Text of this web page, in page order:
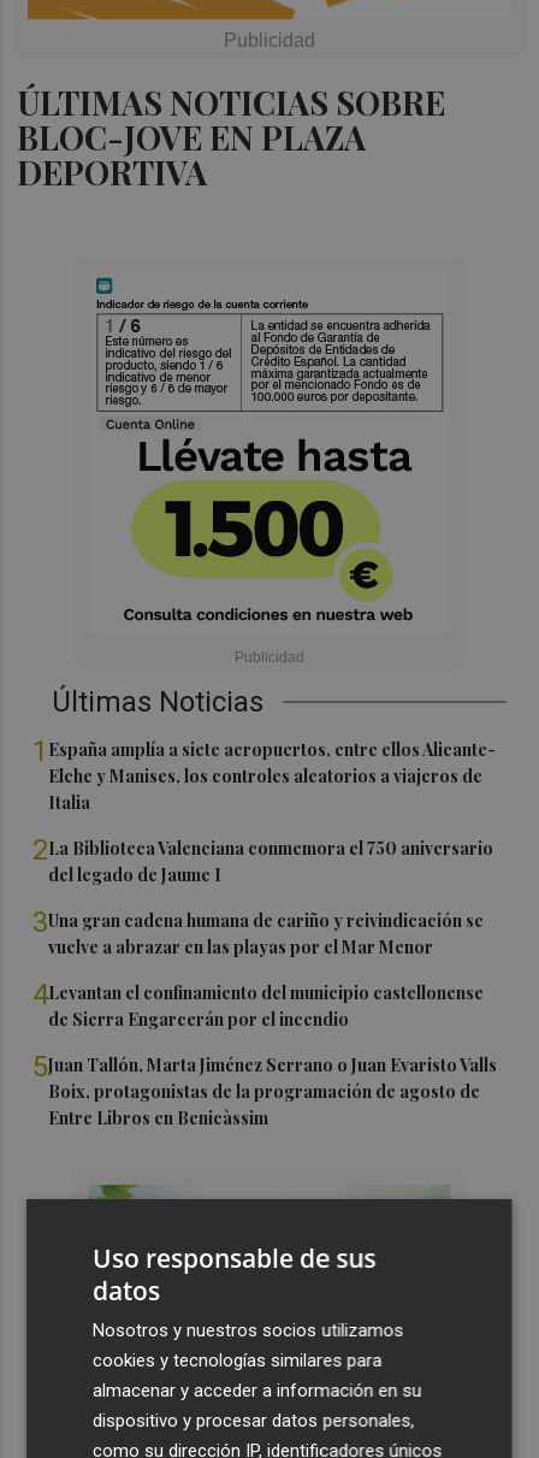
ÚLTIMAS NOTICIAS SOBRE
BLOC-JOVE EN PLAZA
DEPORTIVA
Últimas Noticias
1 España amplía a siete aeropuertos, entre ellos Alicante-
Elche y Manises, los controles aleatorios a viajeros de
Italia
2La Biblioteca Valenciana conmemora el 750 aniversario
del legado de Jaume I
3Una gran cadena humana de cariño y reivindicación se
vuelve a abrazar en las playas por el Mar Menor
4Levantan el confinamiento del municipio castellonense
de Sierra Engarcerán por el incendio
5Juan Tallón, Marta Jiménez Serrano o Juan Evaristo Valls
Boix, protagonistas de la programación de agosto de
Entre Libros en Benicàssim
Uso responsable de sus
datos
Nosotros y nuestros socios utilizamos
cookies y tecnologías similares para
almacenar y acceder a información en su
dispositivo y procesar datos personales,
como su dirección IP, identificadores únicos